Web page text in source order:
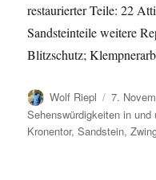
restaurierter Teile: 22
Sandsteinteile weitere
Blitzschutz;
Autor
Wolf Riepl
am
7.
Sehenswürdigkeiten in und
Kronentor,Sandstein,